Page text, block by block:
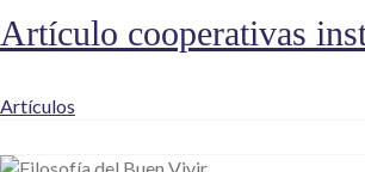
Artículo cooperativas
Artículos